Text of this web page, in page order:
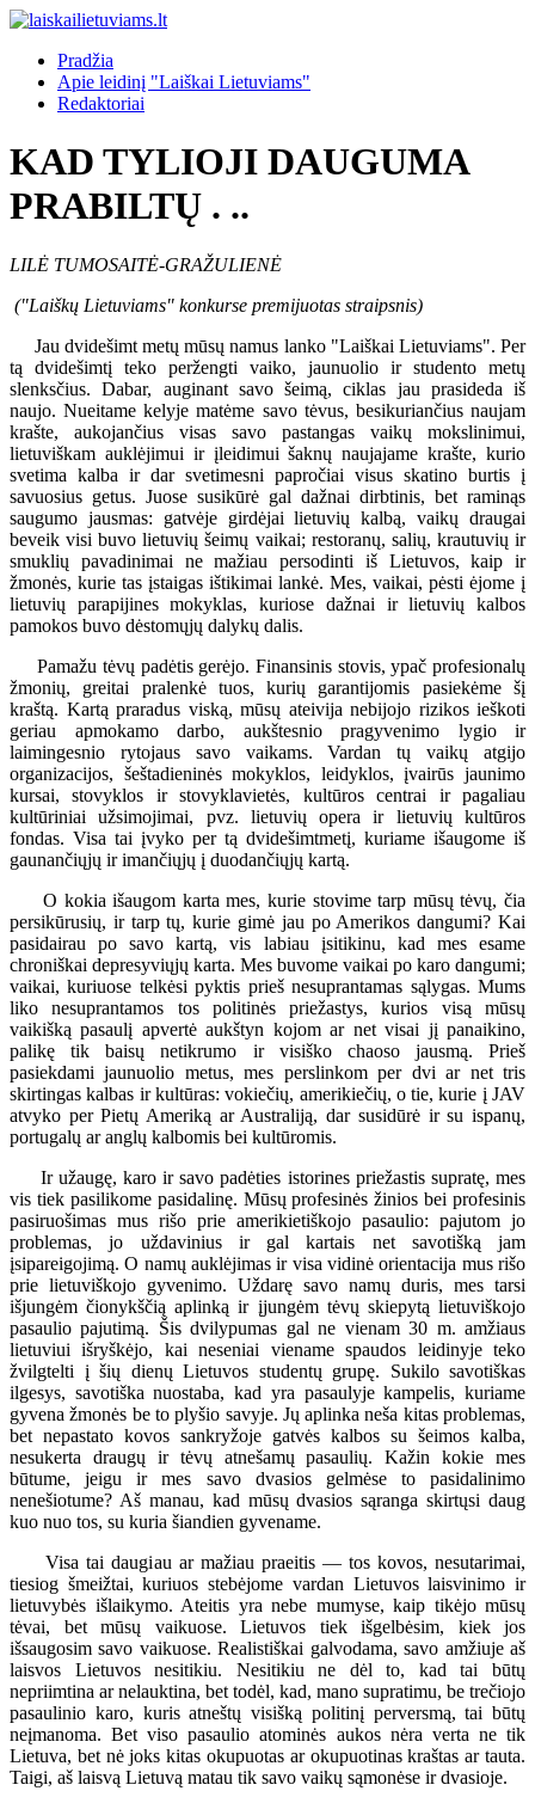
Pradžia
Apie leidinį "Laiškai Lietuviams"
Redaktoriai
KAD TYLIOJI DAUGUMA
PRABILTŲ . ..
LILĖ TUMOSAITĖ-GRAŽULIENĖ
("Laiškų Lietuviams" konkurse premijuotas straipsnis)
Jau dvidešimt metų mūsų namus lanko "Laiškai Lietuviams". Per
tą dvidešimtį teko peržengti vaiko, jaunuolio ir studento metų
slenksčius. Dabar, auginant savo šeimą, ciklas jau prasideda iš
naujo. Nueitame kelyje matėme savo tėvus, besikuriančius naujam
krašte, aukojančius visas savo pastangas vaikų mokslinimui,
lietuviškam auklėjimui ir įleidimui šaknų naujajame krašte, kurio
svetima kalba ir dar svetimesni papročiai visus skatino burtis į
savuosius getus. Juose susikūrė gal dažnai dirbtinis, bet raminąs
saugumo jausmas: gatvėje girdėjai lietuvių kalbą, vaikų draugai
beveik visi buvo lietuvių šeimų vaikai; restoranų, salių, krautuvių ir
smuklių pavadinimai ne mažiau persodinti iš Lietuvos, kaip ir
žmonės, kurie tas įstaigas ištikimai lankė. Mes, vaikai, pėsti ėjome į
lietuvių parapijines mokyklas, kuriose dažnai ir lietuvių kalbos
pamokos buvo dėstomųjų dalykų dalis.
Pamažu tėvų padėtis gerėjo. Finansinis stovis, ypač profesionalų
žmonių, greitai pralenkė tuos, kurių garantijomis pasiekėme šį
kraštą. Kartą praradus viską, mūsų ateivija nebijojo rizikos ieškoti
geriau apmokamo darbo, aukštesnio pragyvenimo lygio ir
laimingesnio rytojaus savo vaikams. Vardan tų vaikų atgijo
organizacijos, šeštadieninės mokyklos, leidyklos, įvairūs jaunimo
kursai, stovyklos ir stovyklavietės, kultūros centrai ir pagaliau
kultūriniai užsimojimai, pvz. lietuvių opera ir lietuvių kultūros
fondas. Visa tai įvyko per tą dvidešimtmetį, kuriame išaugome iš
gaunančiųjų ir imančiųjų į duodančiųjų kartą.
O kokia išaugom karta mes, kurie stovime tarp mūsų tėvų, čia
persikūrusių, ir tarp tų, kurie gimė jau po Amerikos dangumi? Kai
pasidairau po savo kartą, vis labiau įsitikinu, kad mes esame
chroniškai depresyviųjų karta. Mes buvome vaikai po karo dangumi;
vaikai, kuriuose telkėsi pyktis prieš nesuprantamas sąlygas. Mums
liko nesuprantamos tos politinės priežastys, kurios visą mūsų
vaikišką pasaulį apvertė aukštyn kojom ar net visai jį panaikino,
palikę tik baisų netikrumo ir visiško chaoso jausmą. Prieš
pasiekdami jaunuolio metus, mes perslinkom per dvi ar net tris
skirtingas kalbas ir kultūras: vokiečių, amerikiečių, o tie, kurie į JAV
atvyko per Pietų Ameriką ar Australiją, dar susidūrė ir su ispanų,
portugalų ar anglų kalbomis bei kultūromis.
Ir užaugę, karo ir savo padėties istorines priežastis supratę, mes
vis tiek pasilikome pasidalinę. Mūsų profesinės žinios bei profesinis
pasiruošimas mus rišo prie amerikietiškojo pasaulio: pajutom jo
problemas, jo uždavinius ir gal kartais net savotišką jam
įsipareigojimą. O namų auklėjimas ir visa vidinė orientacija mus rišo
prie lietuviškojo gyvenimo. Uždarę savo namų duris, mes tarsi
išjungėm čionykščią aplinką ir įjungėm tėvų skiepytą lietuviškojo
pasaulio pajutimą. Šis dvilypumas gal ne vienam 30 m. amžiaus
lietuviui išryškėjo, kai neseniai viename spaudos leidinyje teko
žvilgtelti į šių dienų Lietuvos studentų grupę. Sukilo savotiškas
ilgesys, savotiška nuostaba, kad yra pasaulyje kampelis, kuriame
gyvena žmonės be to plyšio savyje. Jų aplinka neša kitas problemas,
bet nepastato kovos sankryžoje gatvės kalbos su šeimos kalba,
nesukerta draugų ir tėvų atnešamų pasaulių. Kažin kokie mes
būtume, jeigu ir mes savo dvasios gelmėse to pasidalinimo
nenešiotume? Aš manau, kad mūsų dvasios sąranga skirtųsi daug
kuo nuo tos, su kuria šiandien gyvename.
Visa tai daugiau ar mažiau praeitis — tos kovos, nesutarimai,
tiesiog šmeižtai, kuriuos stebėjome vardan Lietuvos laisvinimo ir
lietuvybės išlaikymo. Ateitis yra nebe mumyse, kaip tikėjo mūsų
tėvai, bet mūsų vaikuose. Lietuvos tiek išgelbėsim, kiek jos
išsaugosim savo vaikuose. Realistiškai galvodama, savo amžiuje aš
laisvos Lietuvos nesitikiu. Nesitikiu ne dėl to, kad tai būtų
nepriimtina ar nelauktina, bet todėl, kad, mano supratimu, be trečiojo
pasaulinio karo, kuris atneštų visišką politinį perversmą, tai būtų
neįmanoma. Bet viso pasaulio atominės aukos nėra verta ne tik
Lietuva, bet nė joks kitas okupuotas ar okupuotinas kraštas ar tauta.
Taigi, aš laisvą Lietuvą matau tik savo vaikų sąmonėse ir dvasioje.